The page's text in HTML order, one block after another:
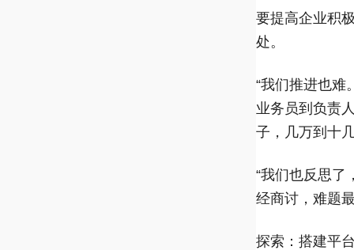
要提高企业积
处。
“我们推进也难
业务员到负责
子，几万到十
“我们也反思了
经商讨，难题
探索：搭建平